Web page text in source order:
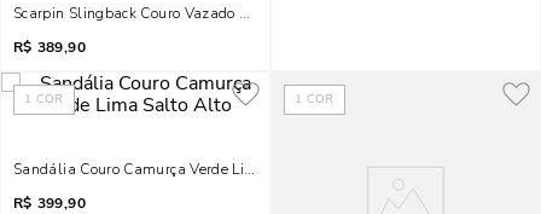
Scarpin Slingback Couro Vazado Laço Amarelo
R$ 389,90
1 COR
Sandália Couro Camurça Verde Lima Salto Alto
R$ 399,90
1 COR